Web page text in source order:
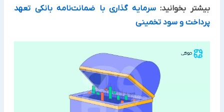
بیشتر بخوانید:سرمایه گذاری با ضمانت‌نامه بانکی تعهد
پرداخت و سود تخمینی